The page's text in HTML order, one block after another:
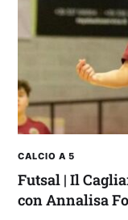
CALCIO A 5
Futsal | Il
con Annalisa